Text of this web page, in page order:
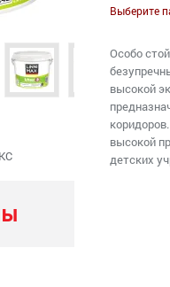
Выберите
Особо
высокой
высокой
детских